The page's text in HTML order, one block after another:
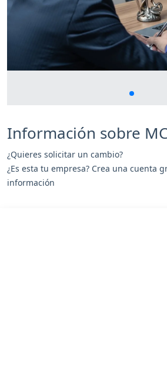
Información sobre
¿Quieres solicitar un cambio?
¿Es esta tu empresa? Crea una cuenta
información